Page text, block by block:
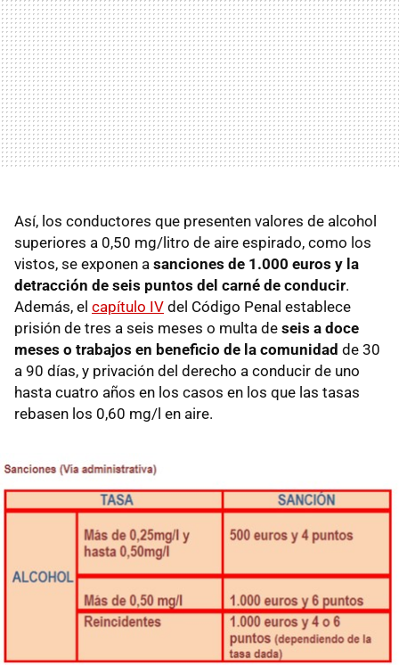
Así, los conductores que presenten valores de alcohol
superiores a 0,50 mg/litro de aire espirado, como los
vistos, se exponen a sanciones de 1.000 euros y la
detracción de seis puntos del carné de conducir.
Además, el capítulo IV del Código Penal establece
prisión de tres a seis meses o multa de seis a doce
meses o trabajos en beneficio de la comunidad de 30
a 90 días, y privación del derecho a conducir de uno
hasta cuatro años en los casos en los que las tasas
rebasen los 0,60 mg/l en aire.